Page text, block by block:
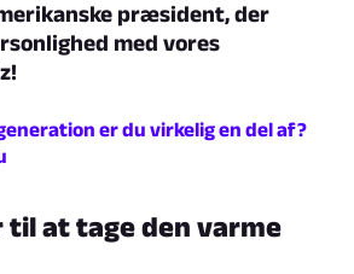
præsident, der
med vores
er du virkelig en del af?
til at tage den varme